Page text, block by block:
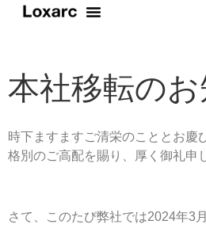
本社移転の
時下ますますご清栄のこととお慶
格別のご高配を賜り、厚く御礼申
さて、このたび弊社では2024年3